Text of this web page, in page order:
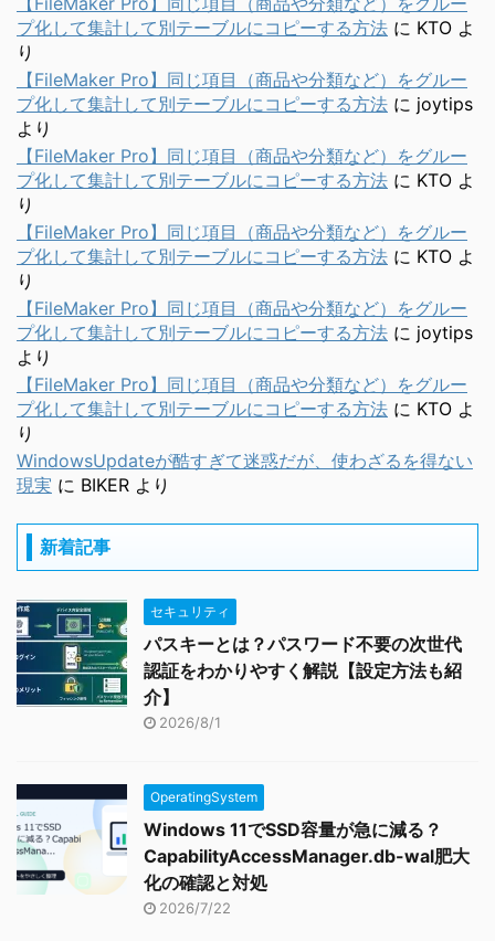
プ化して集計して別テーブルにコピーする方法 に KTO よ
り
【FileMaker Pro】同じ項目（商品や分類など）をグルー
プ化して集計して別テーブルにコピーする方法 に joytips
より
【FileMaker Pro】同じ項目（商品や分類など）をグルー
プ化して集計して別テーブルにコピーする方法 に KTO よ
り
【FileMaker Pro】同じ項目（商品や分類など）をグルー
プ化して集計して別テーブルにコピーする方法 に KTO よ
り
【FileMaker Pro】同じ項目（商品や分類など）をグルー
プ化して集計して別テーブルにコピーする方法 に joytips
より
【FileMaker Pro】同じ項目（商品や分類など）をグルー
プ化して集計して別テーブルにコピーする方法 に KTO よ
り
WindowsUpdateが酷すぎて迷惑だが、使わざるを得ない
現実 に BIKER より
新着記事
セキュリティ
パスキーとは？パスワード不要の次世代
認証をわかりやすく解説【設定方法も紹
介】
2026/8/1
OperatingSystem
Windows 11でSSD容量が急に減る？
CapabilityAccessManager.db-wal肥大
化の確認と対処
2026/7/22